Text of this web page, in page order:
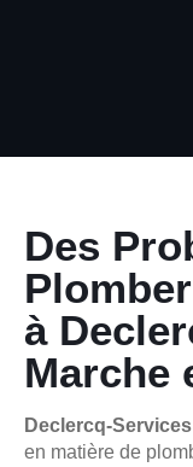
Des
à
Marche
Declercq-Services
en matière de